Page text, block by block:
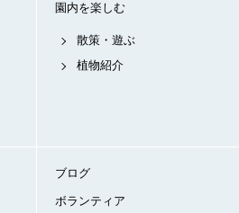
園内を楽しむ
散策・遊ぶ
植物紹介
ブログ
ボランティア